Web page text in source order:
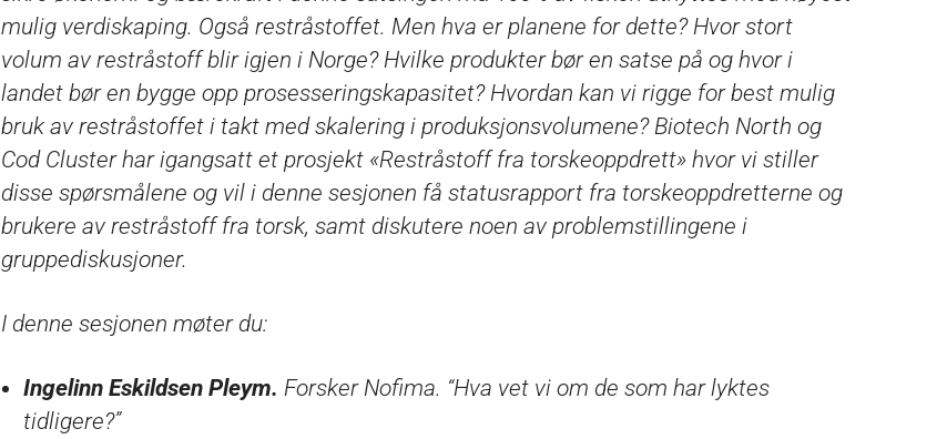
mulig verdiskaping. Også restråstoffet. Men hva er planene for dette? Hvor stort
volum av restråstoff blir igjen i Norge? Hvilke produkter bør en satse på og hvor i
landet bør en bygge opp prosesseringskapasitet? Hvordan kan vi rigge for best mulig
bruk av restråstoffet i takt med skalering i produksjonsvolumene? Biotech North og
Cod Cluster har igangsatt et prosjekt «Restråstoff fra torskeoppdrett» hvor vi stiller
disse spørsmålene og vil i denne sesjonen få statusrapport fra torskeoppdretterne og
brukere av restråstoff fra torsk, samt diskutere noen av problemstillingene i
gruppediskusjoner.
I denne sesjonen møter du:
Ingelinn Eskildsen Pleym. Forsker Nofima. “Hva vet vi om de som har lyktes
tidligere?”